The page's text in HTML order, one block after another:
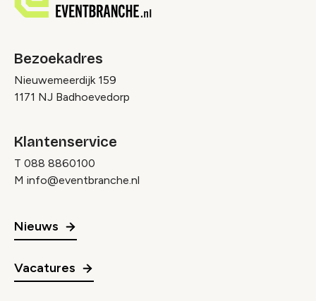
Bezoekadres
Nieuwemeerdijk 159
1171 NJ Badhoevedorp
Klantenservice
T 088 8860100
M info@eventbranche.nl
Nieuws
Vacatures